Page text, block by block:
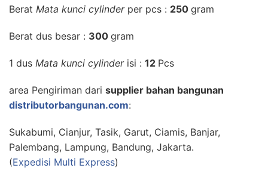
Berat Mata kunci cylinderper pcs : 250 gram
Berat dus besar : 300 gram
1 dus Mata kunci cylinderisi : 12 Pcs
area Pengiriman dari supplier bahan bangunan
distributorbangunan.com:
Sukabumi, Cianjur, Tasik, Garut, Ciamis, Banjar,
Palembang, Lampung, Bandung, Jakarta.
(Expedisi Multi Express)